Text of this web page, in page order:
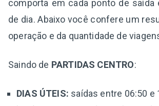
comporta em cada ponto de saída
de dia. Abaixo você confere um
operação e da quantidade de
Saindo de PARTIDAS CENTRO:
DIAS ÚTEIS: saídas entre 06:50 e